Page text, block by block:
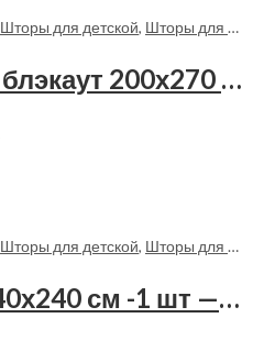
Шторы для детской, Шторы для спальни
Штора бархатная блэкаут 200х270 см -1 шт — 70184 в спальню
Шторы для детской, Шторы для спальни
Штора плотная 140х240 см -1 шт — 70154 в спальню, в гостиную